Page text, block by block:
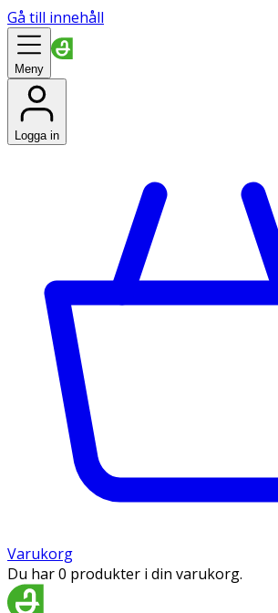
Gå till innehåll
Meny
Logga in
Varukorg
Du har 0 produkter i din varukorg.